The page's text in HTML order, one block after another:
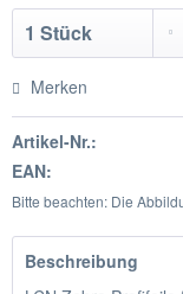
Merken
Artikel-Nr.:
EAN:
Bitte beachten: Die
Beschreibung